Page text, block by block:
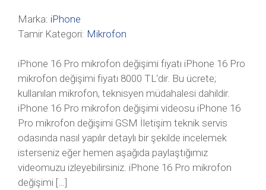
Marka: iPhone
Tamir Kategori: Mikrofon
iPhone 16 Pro mikrofon değişimi fiyatı iPhone 16 Pro
mikrofon değişimi fiyatı 8000 TL‘dir. Bu ücrete;
kullanılan mikrofon, teknisyen müdahalesi dahildir.
iPhone 16 Pro mikrofon değişimi videosu iPhone 16
Pro mikrofon değişimi GSM İletişim teknik servis
odasında nasıl yapılır detaylı bir şekilde incelemek
isterseniz eğer hemen aşağıda paylaştığımız
videomuzu izleyebilirsiniz. iPhone 16 Pro mikrofon
değişimi […]